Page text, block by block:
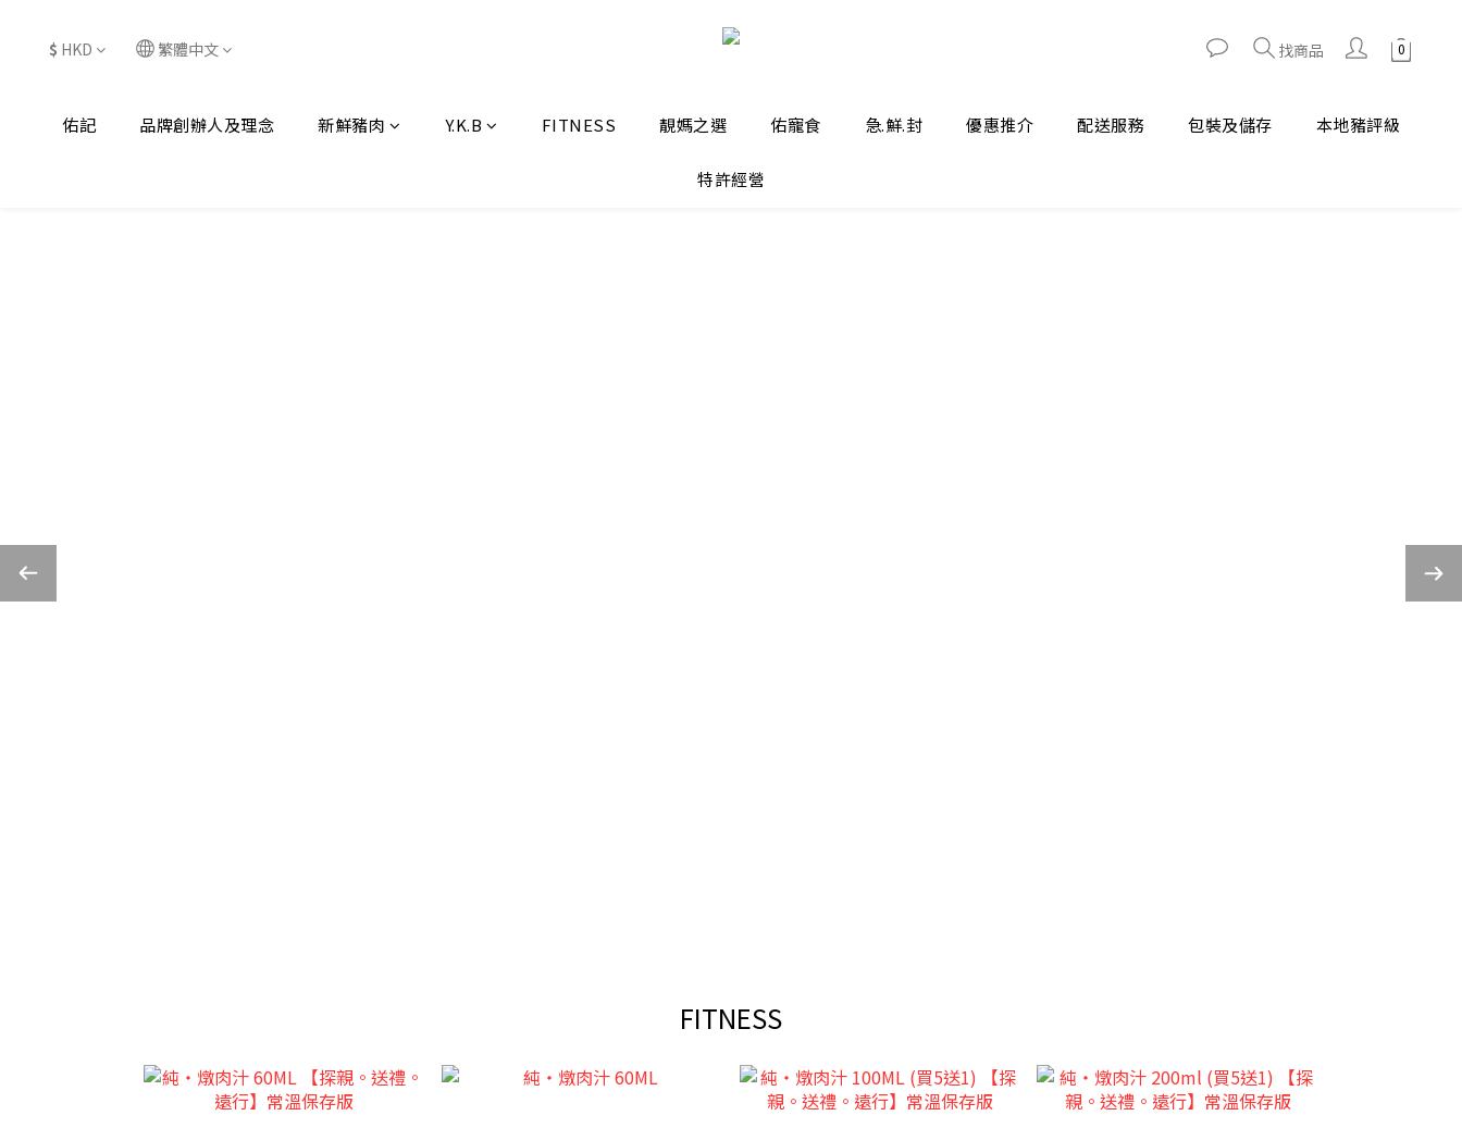
$ HKD 繁體中文 找商品
佑記 品牌創辦人及理念 新鮮豬肉 Y.K.B FITNESS 靚媽之選 佑寵食 急.鮮.封 優惠推介 配送服務 包裝及儲存 本地豬評級
特許經營
FITNESS